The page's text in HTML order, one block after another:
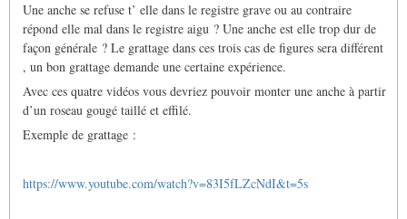
Une anche se refuse t’ elle dans le registre grave ou au contraire
répond elle mal dans le registre aigu ? Une anche est elle trop dur de
façon générale ? Le grattage dans ces trois cas de figures sera différent
, un bon grattage demande une certaine expérience.
Avec ces quatre vidéos vous devriez pouvoir monter une anche à partir
d’un roseau gougé taillé et effilé.
Exemple de grattage :
https://www.youtube.com/watch?v=83I5fLZcNdI&t=5s